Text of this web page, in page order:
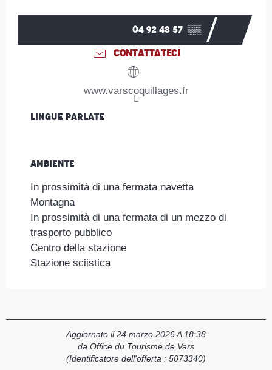
04 92 48 57 ▒▒
CONTATTATECI
www.varscoquillages.fr
Lingue parlate
Lingue parlate
Ambiente
Ambiente
In prossimità di una fermata navetta
Montagna
In prossimità di una fermata di un mezzo di
trasporto pubblico
Centro della stazione
Stazione sciistica
Aggiornato il 24 marzo 2026 A 18:38
da Office du Tourisme de Vars
(Identificatore dell'offerta : 5073340)